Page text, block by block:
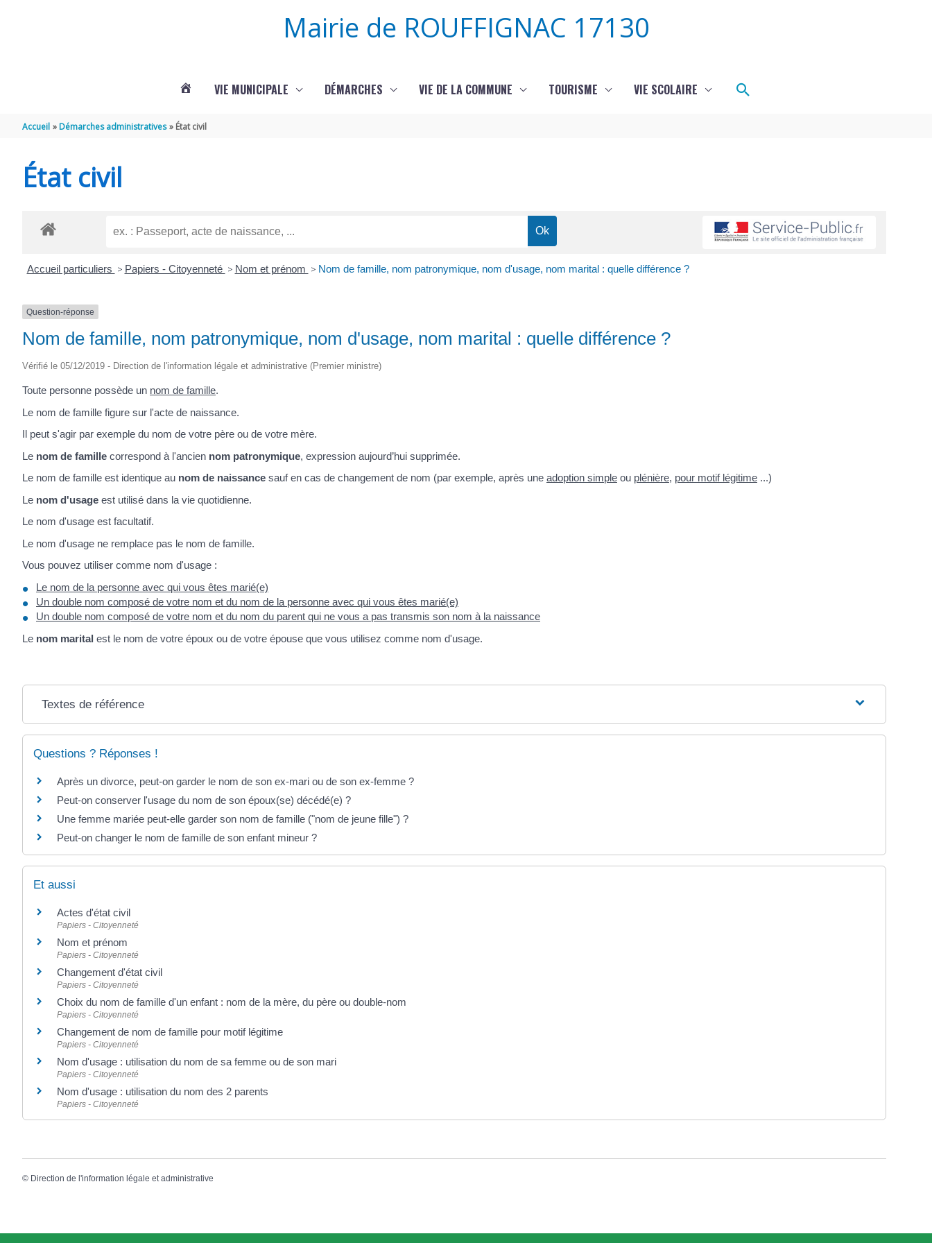
Mairie de ROUFFIGNAC 17130
VIE MUNICIPALE DÉMARCHES VIE DE LA COMMUNE TOURISME VIE SCOLAIRE Rechercher
Accueil Démarches administratives État civil
État civil
Accueil particuliers > Papiers - Citoyenneté > Nom et prénom > Nom de famille, nom patronymique, nom d'usage, nom marital : quelle différence ?
Question-réponse
Nom de famille, nom patronymique, nom d'usage, nom marital : quelle différence ?
Vérifié le 05/12/2019 - Direction de l'information légale et administrative (Premier ministre)
Toute personne possède un nom de famille.
Le nom de famille figure sur l'acte de naissance.
Il peut s'agir par exemple du nom de votre père ou de votre mère.
Le nom de famille correspond à l'ancien nom patronymique, expression aujourd’hui supprimée.
Le nom de famille est identique au nom de naissance sauf en cas de changement de nom (par exemple, après une adoption simple ou plénière, pour motif légitime ...)
Le nom d'usage est utilisé dans la vie quotidienne.
Le nom d'usage est facultatif.
Le nom d'usage ne remplace pas le nom de famille.
Vous pouvez utiliser comme nom d'usage :
Le nom de la personne avec qui vous êtes marié(e)
Un double nom composé de votre nom et du nom de la personne avec qui vous êtes marié(e)
Un double nom composé de votre nom et du nom du parent qui ne vous a pas transmis son nom à la naissance
Le nom marital est le nom de votre époux ou de votre épouse que vous utilisez comme nom d'usage.
Textes de référence
Questions ? Réponses !
Après un divorce, peut-on garder le nom de son ex-mari ou de son ex-femme ?
Peut-on conserver l'usage du nom de son époux(se) décédé(e) ?
Une femme mariée peut-elle garder son nom de famille ("nom de jeune fille") ?
Peut-on changer le nom de famille de son enfant mineur ?
Et aussi
Actes d'état civil
Papiers - Citoyenneté
Nom et prénom
Papiers - Citoyenneté
Changement d'état civil
Papiers - Citoyenneté
Choix du nom de famille d'un enfant : nom de la mère, du père ou double-nom
Papiers - Citoyenneté
Changement de nom de famille pour motif légitime
Papiers - Citoyenneté
Nom d'usage : utilisation du nom de sa femme ou de son mari
Papiers - Citoyenneté
Nom d'usage : utilisation du nom des 2 parents
Papiers - Citoyenneté
© Direction de l'information légale et administrative